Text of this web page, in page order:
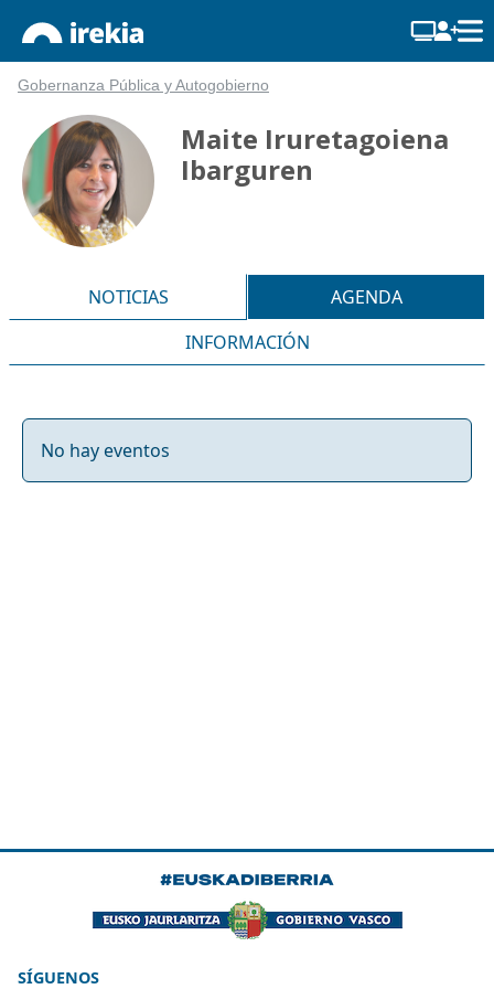
Gobernanza Pública y Autogobierno
Maite Iruretagoiena
Ibarguren
NOTICIAS
AGENDA
INFORMACIÓN
No hay eventos
SÍGUENOS